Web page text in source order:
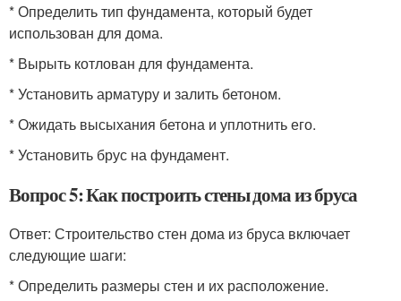
* Определить тип фундамента, который будет
использован для дома.
* Вырыть котлован для фундамента.
* Установить арматуру и залить бетоном.
* Ожидать высыхания бетона и уплотнить его.
* Установить брус на фундамент.
Вопрос 5: Как построить стены дома из бруса
Ответ: Строительство стен дома из бруса включает
следующие шаги:
* Определить размеры стен и их расположение.